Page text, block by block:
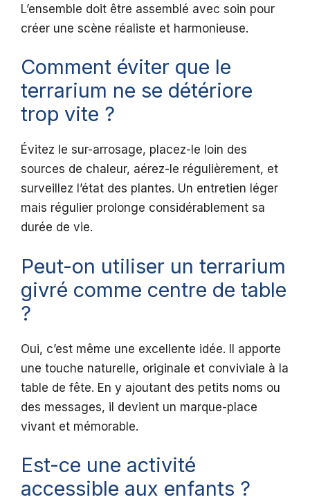
L’ensemble doit être assemblé avec soin pour
créer une scène réaliste et harmonieuse.
Comment éviter que le
terrarium ne se détériore
trop vite ?
Évitez le sur-arrosage, placez-le loin des
sources de chaleur, aérez-le régulièrement, et
surveillez l’état des plantes. Un entretien léger
mais régulier prolonge considérablement sa
durée de vie.
Peut-on utiliser un terrarium
givré comme centre de table
?
Oui, c’est même une excellente idée. Il apporte
une touche naturelle, originale et conviviale à la
table de fête. En y ajoutant des petits noms ou
des messages, il devient un marque-place
vivant et mémorable.
Est-ce une activité
accessible aux enfants ?